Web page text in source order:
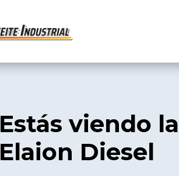
Estás viendo
Elaion Diesel